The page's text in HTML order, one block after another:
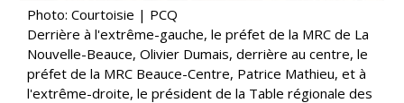
Photo: Courtoisie | PCQ
Derrière à l'extrême-gauche, le préfet de la MRC de La
Nouvelle-Beauce, Olivier Dumais, derrière au centre, le
préfet de la MRC Beauce-Centre, Patrice Mathieu, et à
l'extrême-droite, le président de la Table régionale des